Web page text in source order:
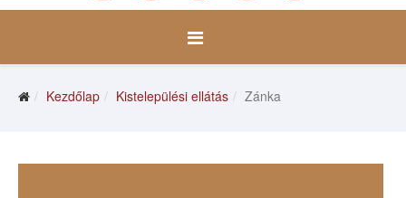
Kezdőlap Kistelepülési ellátás Zánka